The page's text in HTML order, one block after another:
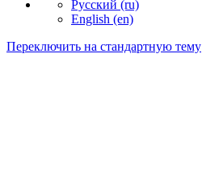
Русский ‎(ru)‎
English ‎(en)‎
Переключить на стандартную тему